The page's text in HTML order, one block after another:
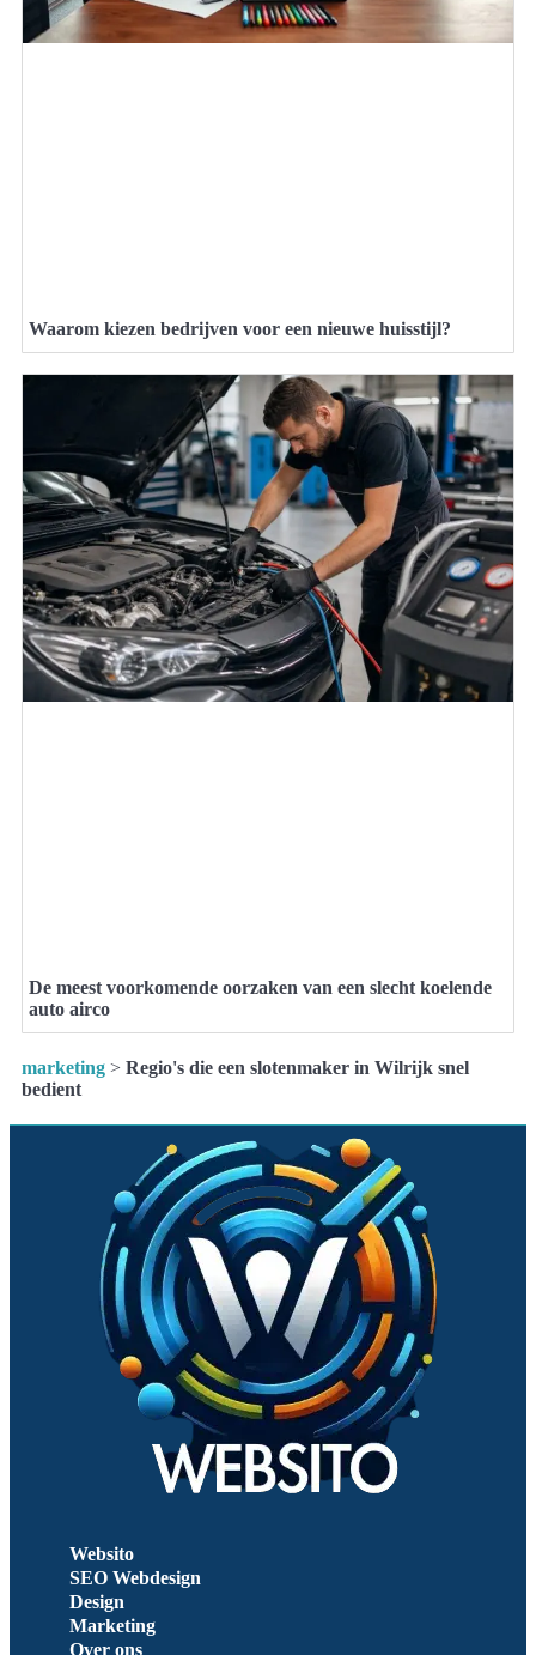
Waarom kiezen bedrijven voor een nieuwe huisstijl?
De meest voorkomende oorzaken van een slecht koelende
auto airco
marketing > Regio's die een slotenmaker in Wilrijk snel
bedient
Websito
SEO Webdesign
Design
Marketing
Over ons